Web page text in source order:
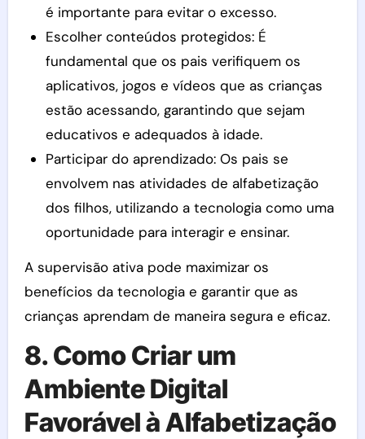
é importante para evitar o excesso.
Escolher conteúdos protegidos: É
fundamental que os pais verifiquem os
aplicativos, jogos e vídeos que as crianças
estão acessando, garantindo que sejam
educativos e adequados à idade.
Participar do aprendizado: Os pais se
envolvem nas atividades de alfabetização
dos filhos, utilizando a tecnologia como uma
oportunidade para interagir e ensinar.
A supervisão ativa pode maximizar os
benefícios da tecnologia e garantir que as
crianças aprendam de maneira segura e eficaz.
8. Como Criar um
Ambiente Digital
Favorável à Alfabetização